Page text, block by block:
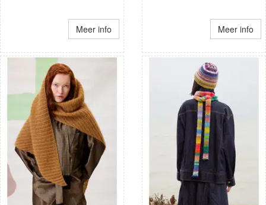
Meer info Meer info